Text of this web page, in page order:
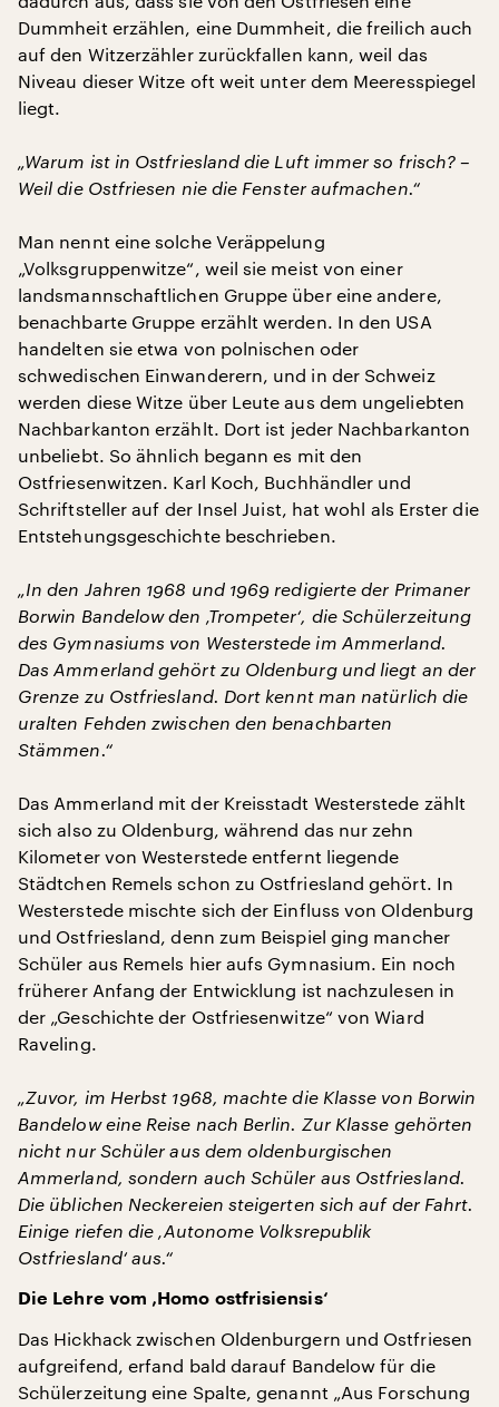
Dummheit erzählen, eine Dummheit, die freilich auch
auf den Witzerzähler zurückfallen kann, weil das
Niveau dieser Witze oft weit unter dem Meeresspiegel
liegt.
„Warum ist in Ostfriesland die Luft immer so frisch? –
Weil die Ostfriesen nie die Fenster aufmachen.“
Man nennt eine solche Veräppelung
„Volksgruppenwitze“, weil sie meist von einer
landsmannschaftlichen Gruppe über eine andere,
benachbarte Gruppe erzählt werden. In den USA
handelten sie etwa von polnischen oder
schwedischen Einwanderern, und in der Schweiz
werden diese Witze über Leute aus dem ungeliebten
Nachbarkanton erzählt. Dort ist jeder Nachbarkanton
unbeliebt. So ähnlich begann es mit den
Ostfriesenwitzen. Karl Koch, Buchhändler und
Schriftsteller auf der Insel Juist, hat wohl als Erster die
Entstehungsgeschichte beschrieben.
„In den Jahren 1968 und 1969 redigierte der Primaner
Borwin Bandelow den ‚Trompeter‘, die Schülerzeitung
des Gymnasiums von Westerstede im Ammerland.
Das Ammerland gehört zu Oldenburg und liegt an der
Grenze zu Ostfriesland. Dort kennt man natürlich die
uralten Fehden zwischen den benachbarten
Stämmen.“
Das Ammerland mit der Kreisstadt Westerstede zählt
sich also zu Oldenburg, während das nur zehn
Kilometer von Westerstede entfernt liegende
Städtchen Remels schon zu Ostfriesland gehört. In
Westerstede mischte sich der Einfluss von Oldenburg
und Ostfriesland, denn zum Beispiel ging mancher
Schüler aus Remels hier aufs Gymnasium. Ein noch
früherer Anfang der Entwicklung ist nachzulesen in
der „Geschichte der Ostfriesenwitze“ von Wiard
Raveling.
„Zuvor, im Herbst 1968, machte die Klasse von Borwin
Bandelow eine Reise nach Berlin. Zur Klasse gehörten
nicht nur Schüler aus dem oldenburgischen
Ammerland, sondern auch Schüler aus Ostfriesland.
Die üblichen Neckereien steigerten sich auf der Fahrt.
Einige riefen die ‚Autonome Volksrepublik
Ostfriesland‘ aus.“
Die Lehre vom ‚Homo ostfrisiensis‘
Das Hickhack zwischen Oldenburgern und Ostfriesen
aufgreifend, erfand bald darauf Bandelow für die
Schülerzeitung eine Spalte, genannt „Aus Forschung